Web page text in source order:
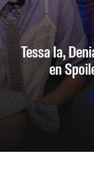
Tessa Ia,
en